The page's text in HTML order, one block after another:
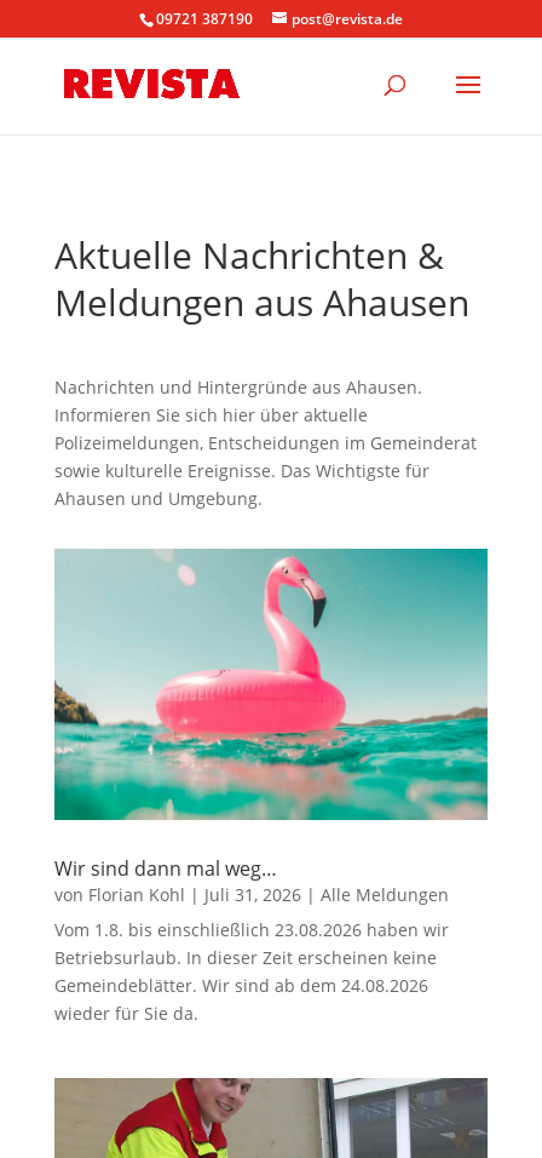
09721 387190 post@revista.de
Aktuelle Nachrichten &
Meldungen aus Ahausen
Nachrichten und Hintergründe aus Ahausen.
Informieren Sie sich hier über aktuelle
Polizeimeldungen, Entscheidungen im Gemeinderat
sowie kulturelle Ereignisse. Das Wichtigste für
Ahausen und Umgebung.
Wir sind dann mal weg…
von Florian Kohl | Juli 31, 2026| Alle Meldungen
Vom 1.8. bis einschließlich 23.08.2026 haben wir
Betriebsurlaub. In dieser Zeit erscheinen keine
Gemeindeblätter. Wir sind ab dem 24.08.2026
wieder für Sie da.